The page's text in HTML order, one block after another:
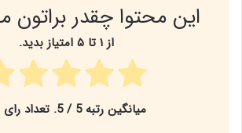
این محتوا چقدر براتون
از ۱ تا ۵ امتیاز بدید.
میانگین رتبه5 / 5. تعداد رای :